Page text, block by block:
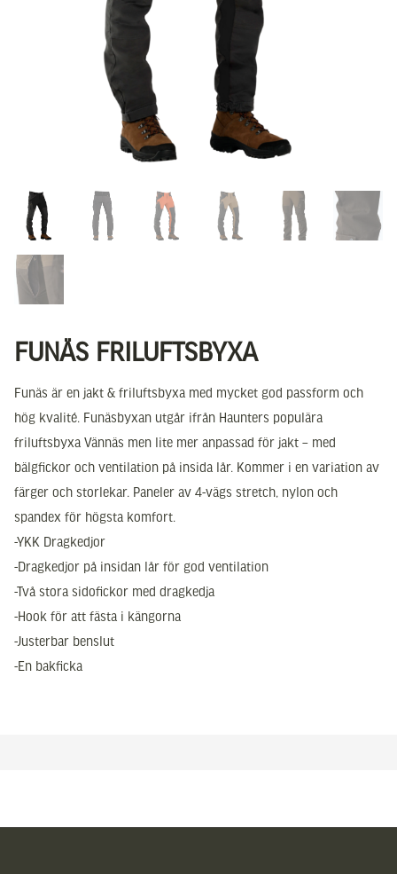
FUNÄS FRILUFTSBYXA
Funäs är en jakt & friluftsbyxa med mycket god passform och
hög kvalité. Funäsbyxan utgår ifrån Haunters populära
friluftsbyxa Vännäs men lite mer anpassad för jakt – med
bälgfickor och ventilation på insida lår. Kommer i en variation av
färger och storlekar. Paneler av 4-vägs stretch, nylon och
spandex för högsta komfort.
-YKK Dragkedjor
-Dragkedjor på insidan lår för god ventilation
-Två stora sidofickor med dragkedja
-Hook för att fästa i kängorna
-Justerbar benslut
-En bakficka